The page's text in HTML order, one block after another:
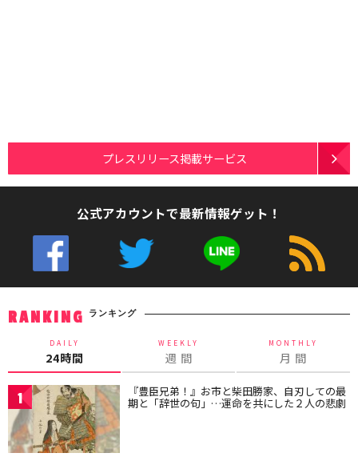
プレスリリース掲載サービス
公式アカウントで最新情報ゲット！
RANKING ランキング
DAILY
24時間
WEEKLY
週 間
MONTHLY
月 間
1 『豊臣兄弟！』お市と柴田勝家、自刃しての最
期と「辞世の句」…運命を共にした２人の悲劇